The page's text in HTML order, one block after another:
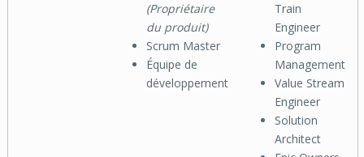
(Propriétaire
du produit)
Scrum Master
Équipe de
développement
Train
Engineer
Program
Management
Value Stream
Engineer
Solution
Architect